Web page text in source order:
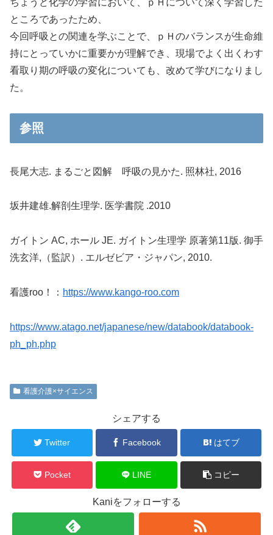
ところであったため、
今回呼吸との関連を学ぶことで、ｐＨのバランスが生命維
持にとっていかに重要かが理解でき、現場でよく出くわす
看取り期の呼吸の変化についても、改めて学びになりまし
た。
参照
長尾大志. まるごと図解 呼吸の見かた. 照林社, 2016
坂井建雄.解剖生理学. 医学書院 .2010
ガイトン AC, ホール JE. ガイトン生理学 原著第11版. 御手
洗玄洋,（監訳）. エルゼビア・ジャパン, 2010.
看護roo！： https://www.kango-roo.com
https://www.atago.net/japanese/new/databook/databook-
ph_ph.php
看護介護×サイエンス
シェアする
Twitter Facebook はてブ
Pocket LINE コピー
Kaniをフォローする